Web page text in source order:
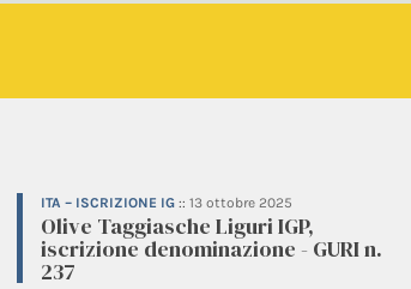
ITA – ISCRIZIONE IG ::13 ottobre 2025
Olive Taggiasche Liguri IGP,
iscrizione denominazione - GURI n.
237